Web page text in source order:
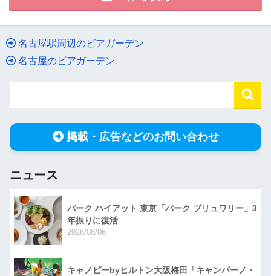
名古屋駅周辺のビアガーデン
名古屋のビアガーデン
掲載・広告などのお問い合わせ
ニュース
パーク ハイアット 東京「パーク ブリュワリー」3
年振りに復活
2026/08/06
キャノピーbyヒルトン大阪梅田「キャンパーノ・